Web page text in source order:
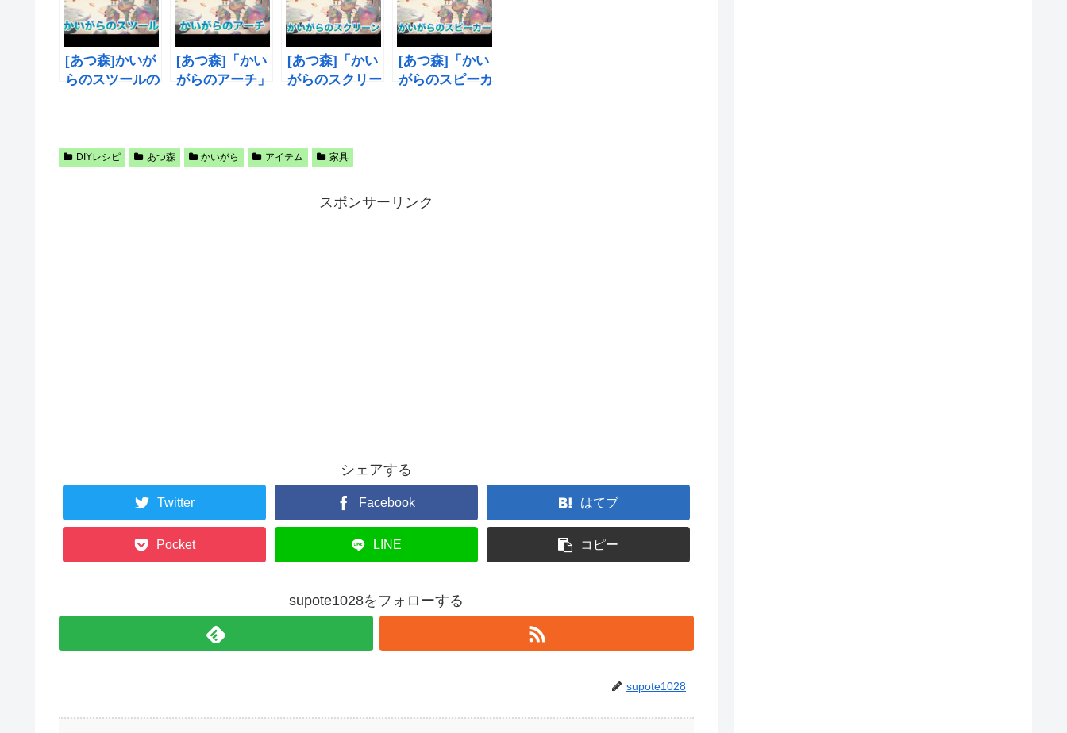
[あつ森]かいが
らのスツールの
[あつ森]「かい
がらのアーチ」
[あつ森]「かい
がらのスクリー
て
[あつ森]「かい
がらのスピーカ
DIYレシピ あつ森 かいがら アイテム 家具
スポンサーリンク
シェアする
Twitter Facebook はてブ
Pocket LINE コピー
supote1028をフォローする
supote1028